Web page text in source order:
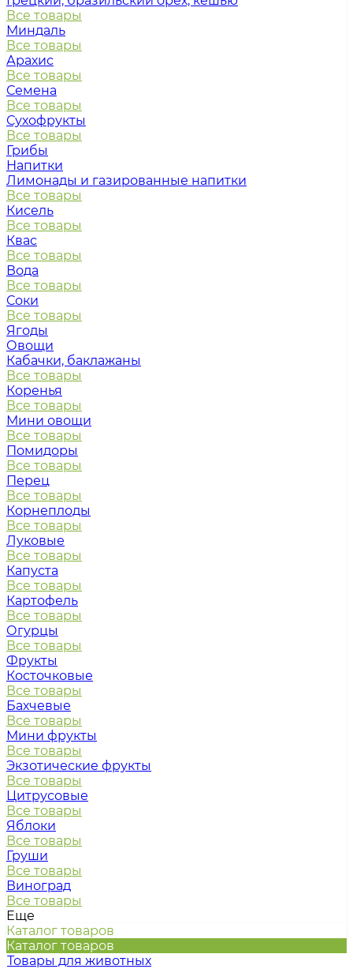
Все товары
Миндаль
Все товары
Арахис
Все товары
Семена
Все товары
Сухофрукты
Все товары
Грибы
Напитки
Лимонады и газированные напитки
Все товары
Кисель
Все товары
Квас
Все товары
Вода
Все товары
Соки
Все товары
Ягоды
Овощи
Кабачки, баклажаны
Все товары
Коренья
Все товары
Мини овощи
Все товары
Помидоры
Все товары
Перец
Все товары
Корнеплоды
Все товары
Луковые
Все товары
Капуста
Все товары
Картофель
Все товары
Огурцы
Все товары
Фрукты
Косточковые
Все товары
Бахчевые
Все товары
Мини фрукты
Все товары
Экзотические фрукты
Все товары
Цитрусовые
Все товары
Яблоки
Все товары
Груши
Все товары
Виноград
Все товары
Еще
Каталог товаров
Каталог товаров
Товары для животных